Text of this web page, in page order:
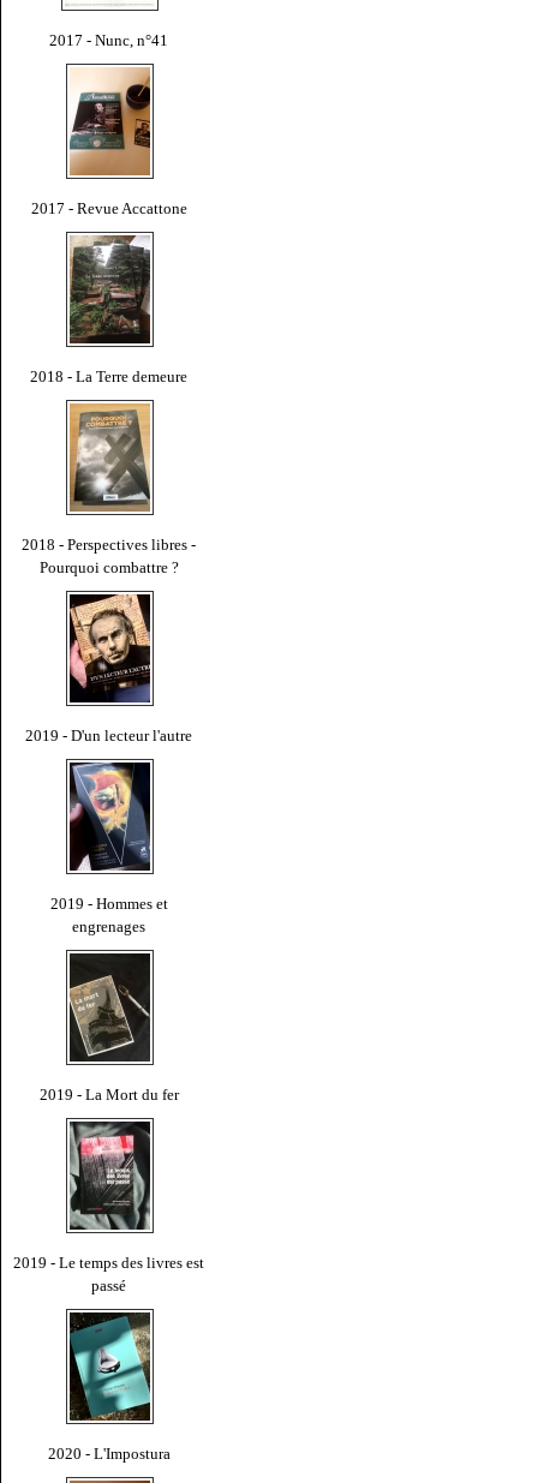
2017 - Nunc, n°41
2017 - Revue Accattone
2018 - La Terre demeure
2018 - Perspectives libres -
Pourquoi combattre ?
2019 - D'un lecteur l'autre
2019 - Hommes et
engrenages
2019 - La Mort du fer
2019 - Le temps des livres est
passé
2020 - L'Impostura